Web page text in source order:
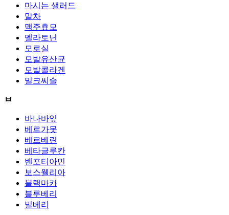
마시는 샐러드
말차
맥주효모
멜라토닌
모로실
모발유산균
모발콜라겐
밀크씨슬
ㅂ
바나바잎
베르가못
베르베린
베타글루칸
벤포티아민
보스웰리아
블랙마카
블루베리
빌베리